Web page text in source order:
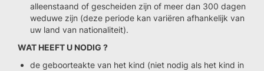
alleenstaand of gescheiden zijn of meer dan 300 dagen
weduwe zijn (deze periode kan variëren afhankelijk van
uw land van nationaliteit).
WAT HEEFT U NODIG ?
de geboorteakte van het kind (niet nodig als het kind in